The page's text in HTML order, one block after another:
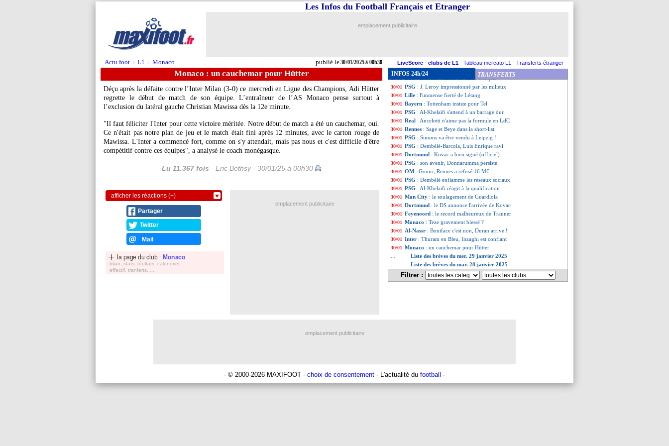
Actu foot > L1 > Monaco publié le30/01/2025 à 00h30
Les Infos du Football Français et Etranger
emplacement publicitaire
LiveScore - clubs de L1 - Tableau mercato L1 - Transferts étranger
Monaco : un cauchemar pour Hütter
Déçu après la défaite contre l’Inter Milan (3-0) ce mercredi en Ligue des Champions, Adi Hütter
regrette le début de match de son équipe. L’entraîneur de l’AS Monaco pense surtout à
l’exclusion du latéral gauche Christian Mawissa dès la 12e minute.
"Il faut féliciter l'Inter pour cette victoire méritée. Notre début de match a été un cauchemar, oui.
Ce n'était pas notre plan de jeu et le match était fini après 12 minutes, avec le carton rouge de
Mawissa. L'Inter a commencé fort, comme on s'y attendait, mais pas nous et c'est difficile d'être
compétitif contre ces équipes", a analysé le coach monégasque.
Lu 11.367 fois - Eric Bethsy - 30/01/25 à 00h30
afficher les réactions (+)
Partager
Twitter
Mail
la page du club : Monaco
bilan, stats, réultats, calendrier,
effectif, tranferts, ...
INFOS 24h/24 TRANSFERTS
30/01 Man Utd: Garnacho, Chelsea va insister mais...
30/01 C3: l’OL qualifié en 8es si...
30/01 Rennes
30/01 Angers : Diony mis à pied
30/01 Newcastle: Kelly pisté par l'OM
: Labrune félicite les clubs français
30/01 PSG : J. Leroy impressionné par les milieux
30/01 Lille : l'immense fierté de Létang
30/01 Bayern : Tottenham insiste pour Tel
30/01 PSG : Al-Khelaïfi s'attend à un barrage dur
30/01 Real : Ancelotti n'aime pas la formule en LdC
30/01 Rennes : Sage et Beye dans la short-list
30/01 PSG : Simons va être vendu à Leipzig !
30/01 PSG : Dembélé-Barcola, Luis Enrique ravi
30/01 Dortmund : Kovac a bien signé (officiel)
30/01 PSG : son avenir, Donnarumma persiste
30/01 OM : Gouiri, Rennes a refusé 16 M€
30/01 PSG : Dembélé enflamme les réseaux sociaux
30/01 PSG : Al-Khelaïfi réagit à la qualification
30/01 Man City : le soulagement de Guardiola
30/01 Dortmund : le DS annonce l'arrivée de Kovac
30/01 Feyenoord : le record malheureux de Trauner
30/01 Monaco : Teze gravement blessé ?
30/01 Al-Nassr : Boniface c'est non, Duran arrive !
30/01 Inter : Thuram en Bleu, Inzaghi est confiant
30/01 Monaco : un cauchemar pour Hütter
Liste des brèves du mer. 29 janvier 2025
Liste des brèves du mar. 28 janvier 2025
Filtrer :
emplacement publicitaire
emplacement publicitaire
- © 2000-2026 MAXIFOOT - choix de consentement - L'actualité du football -